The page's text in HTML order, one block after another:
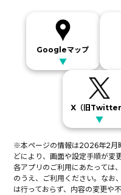
Googleマップ
▼
X（旧Twitter
▼
※本ページの情報は2026年2月
どにより、画面や設定手順が変
各アプリのご利用にあたっては
のうえ、ご利用ください。なお
は行っておらず、内容の変更や